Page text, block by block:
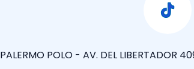
PALERMO POLO - AV. DEL LIBERTADOR